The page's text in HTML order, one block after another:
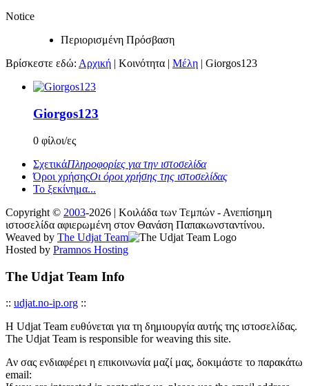
Notice
Περιορισμένη Πρόσβαση
Βρίσκεστε εδώ: Αρχική | Κοινότητα | Μέλη | Giorgos123
Giorgos123
0 φίλοι/ες
ΣχετικάΠληροφορίες για την ιστοσελίδα
Όροι χρήσηςΟι όροι χρήσης της ιστοσελίδας
Το ξεκίνημα...
Copyright © 2003-2026 | Κοιλάδα των Τεμπών - Ανεπίσημη
ιστοσελίδα αφιερωμένη στον Θανάση Παπακωνσταντίνου.
Weaved by The Udjat Team
Hosted by Pramnos Hosting
The Udjat Team Info
:: udjat.no-ip.org ::
Η Udjat Team ευθύνεται για τη δημιουργία αυτής της ιστοσελίδας.
The Udjat Team is responsible for weaving this site.
Αν σας ενδιαφέρει η επικοινωνία μαζί μας, δοκιμάστε το παρακάτω
email: